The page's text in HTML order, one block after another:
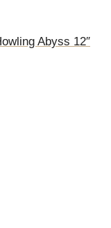
Abyss 12″